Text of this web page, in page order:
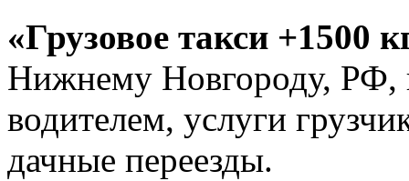
«Грузовое такси +1500
Нижнему Новгороду, РФ,
водителем, услуги
дачные переезды.